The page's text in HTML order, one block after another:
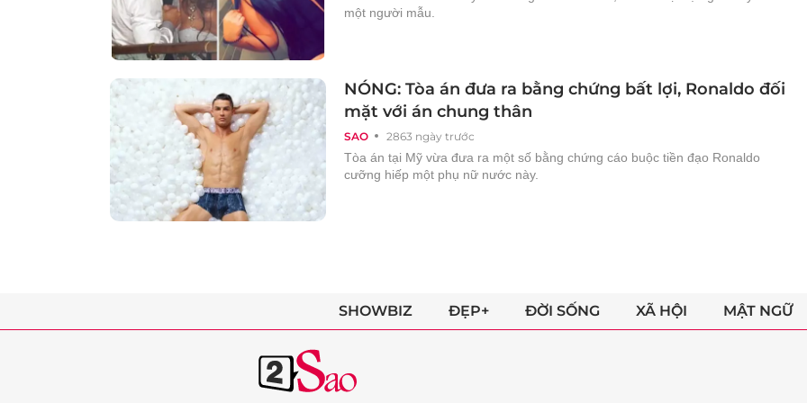
một người mẫu.
SAO 2863 ngày trước
NÓNG: Tòa án đưa ra bằng chứng bất lợi, Ronaldo đối
mặt với án chung thân
Tòa án tại Mỹ vừa đưa ra một số bằng chứng cáo buộc tiền đạo Ronaldo
cưỡng hiếp một phụ nữ nước này.
SHOWBIZ ĐẸP+ ĐỜI SỐNG XÃ HỘI MẬT NGỮ